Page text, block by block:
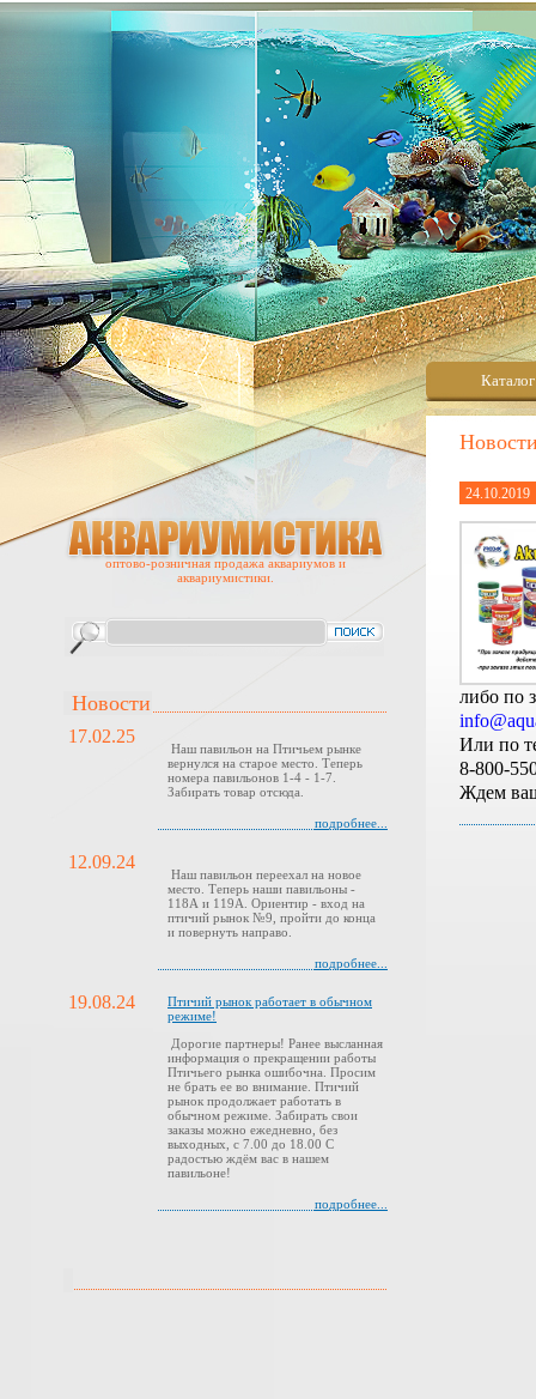
Каталог
24.10.2019
либо по
Или по
8-800-
Ждем
оптово-розничная продажа аквариумов и
аквариумистики.
Новости
17.02.25
Наш павильон на Птичьем рынке
вернулся на старое место. Теперь
номера павильонов 1-4 - 1-7.
Забирать товар отсюда.
подробнее...
12.09.24
Наш павильон переехал на новое
место. Теперь наши павильоны -
118А и 119А. Ориентир - вход на
птичий рынок №9, пройти до конца
и повернуть направо.
подробнее...
19.08.24
Птичий рынок работает в обычном
режиме!
Дорогие партнеры! Ранее высланная
информация о прекращении работы
Птичьего рынка ошибочна. Просим
не брать ее во внимание. Птичий
рынок продолжает работать в
обычном режиме. Забирать свои
заказы можно ежедневно, без
выходных, с 7.00 до 18.00 С
радостью ждём вас в нашем
павильоне!
подробнее...